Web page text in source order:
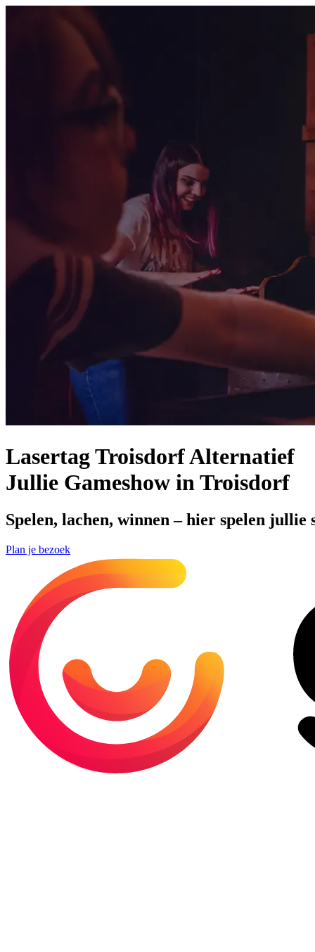
Lasertag Troisdorf Alternatief
Jullie Gameshow in Troisdorf
Spelen, lachen, winnen – hier spelen jullie
Plan je bezoek